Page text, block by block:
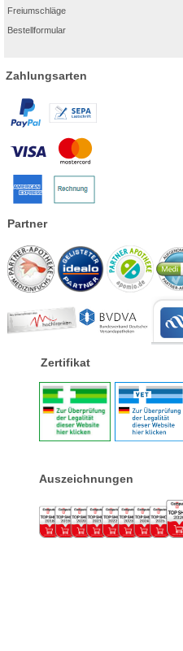
Freiumschläge
Bestellformular
Zahlungsarten
Partner
Zertifikat
Auszeichnungen